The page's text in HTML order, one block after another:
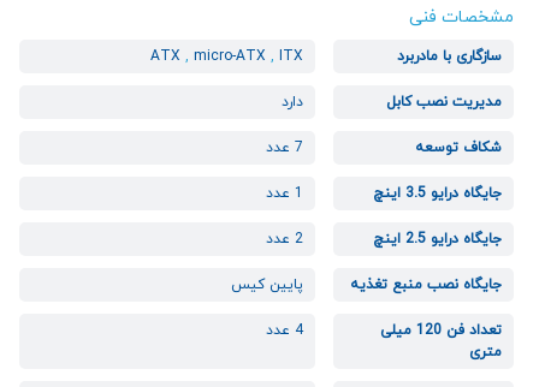
مشخصات فنی
سازگاری با مادربرد ATX , micro-ATX , ITX
مدیریت نصب کابل دارد
شکاف توسعه 7 عدد
جایگاه درایو 3.5 اینچ 1 عدد
جایگاه درایو 2.5 اینچ 2 عدد
جایگاه نصب منبع تغذیه پایین کیس
تعداد فن 120 میلی
متری
4 عدد